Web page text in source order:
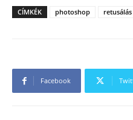
CÍMKÉK photoshop retusálás
Facebook